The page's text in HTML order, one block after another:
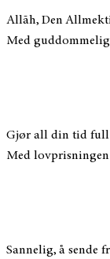
Allāh, Den
Med guddommelig
Gjør all din tid full
Med
Sannelig, å sende